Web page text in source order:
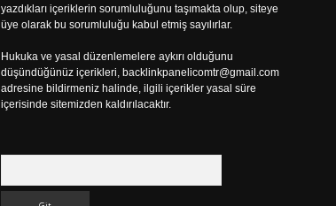
yazdıkları içeriklerin sorumluluğunu taşımakta olup, siteye
üye olarak bu sorumluluğu kabul etmiş sayılırlar.
Hukuka ve yasal düzenlemelere aykırı olduğunu
düşündüğünüz içerikleri, backlinkpanelicomtr@gmail.com
adresine bildirmeniz halinde, ilgili içerikler yasal süre
içerisinde sitemizden kaldırılacaktır.